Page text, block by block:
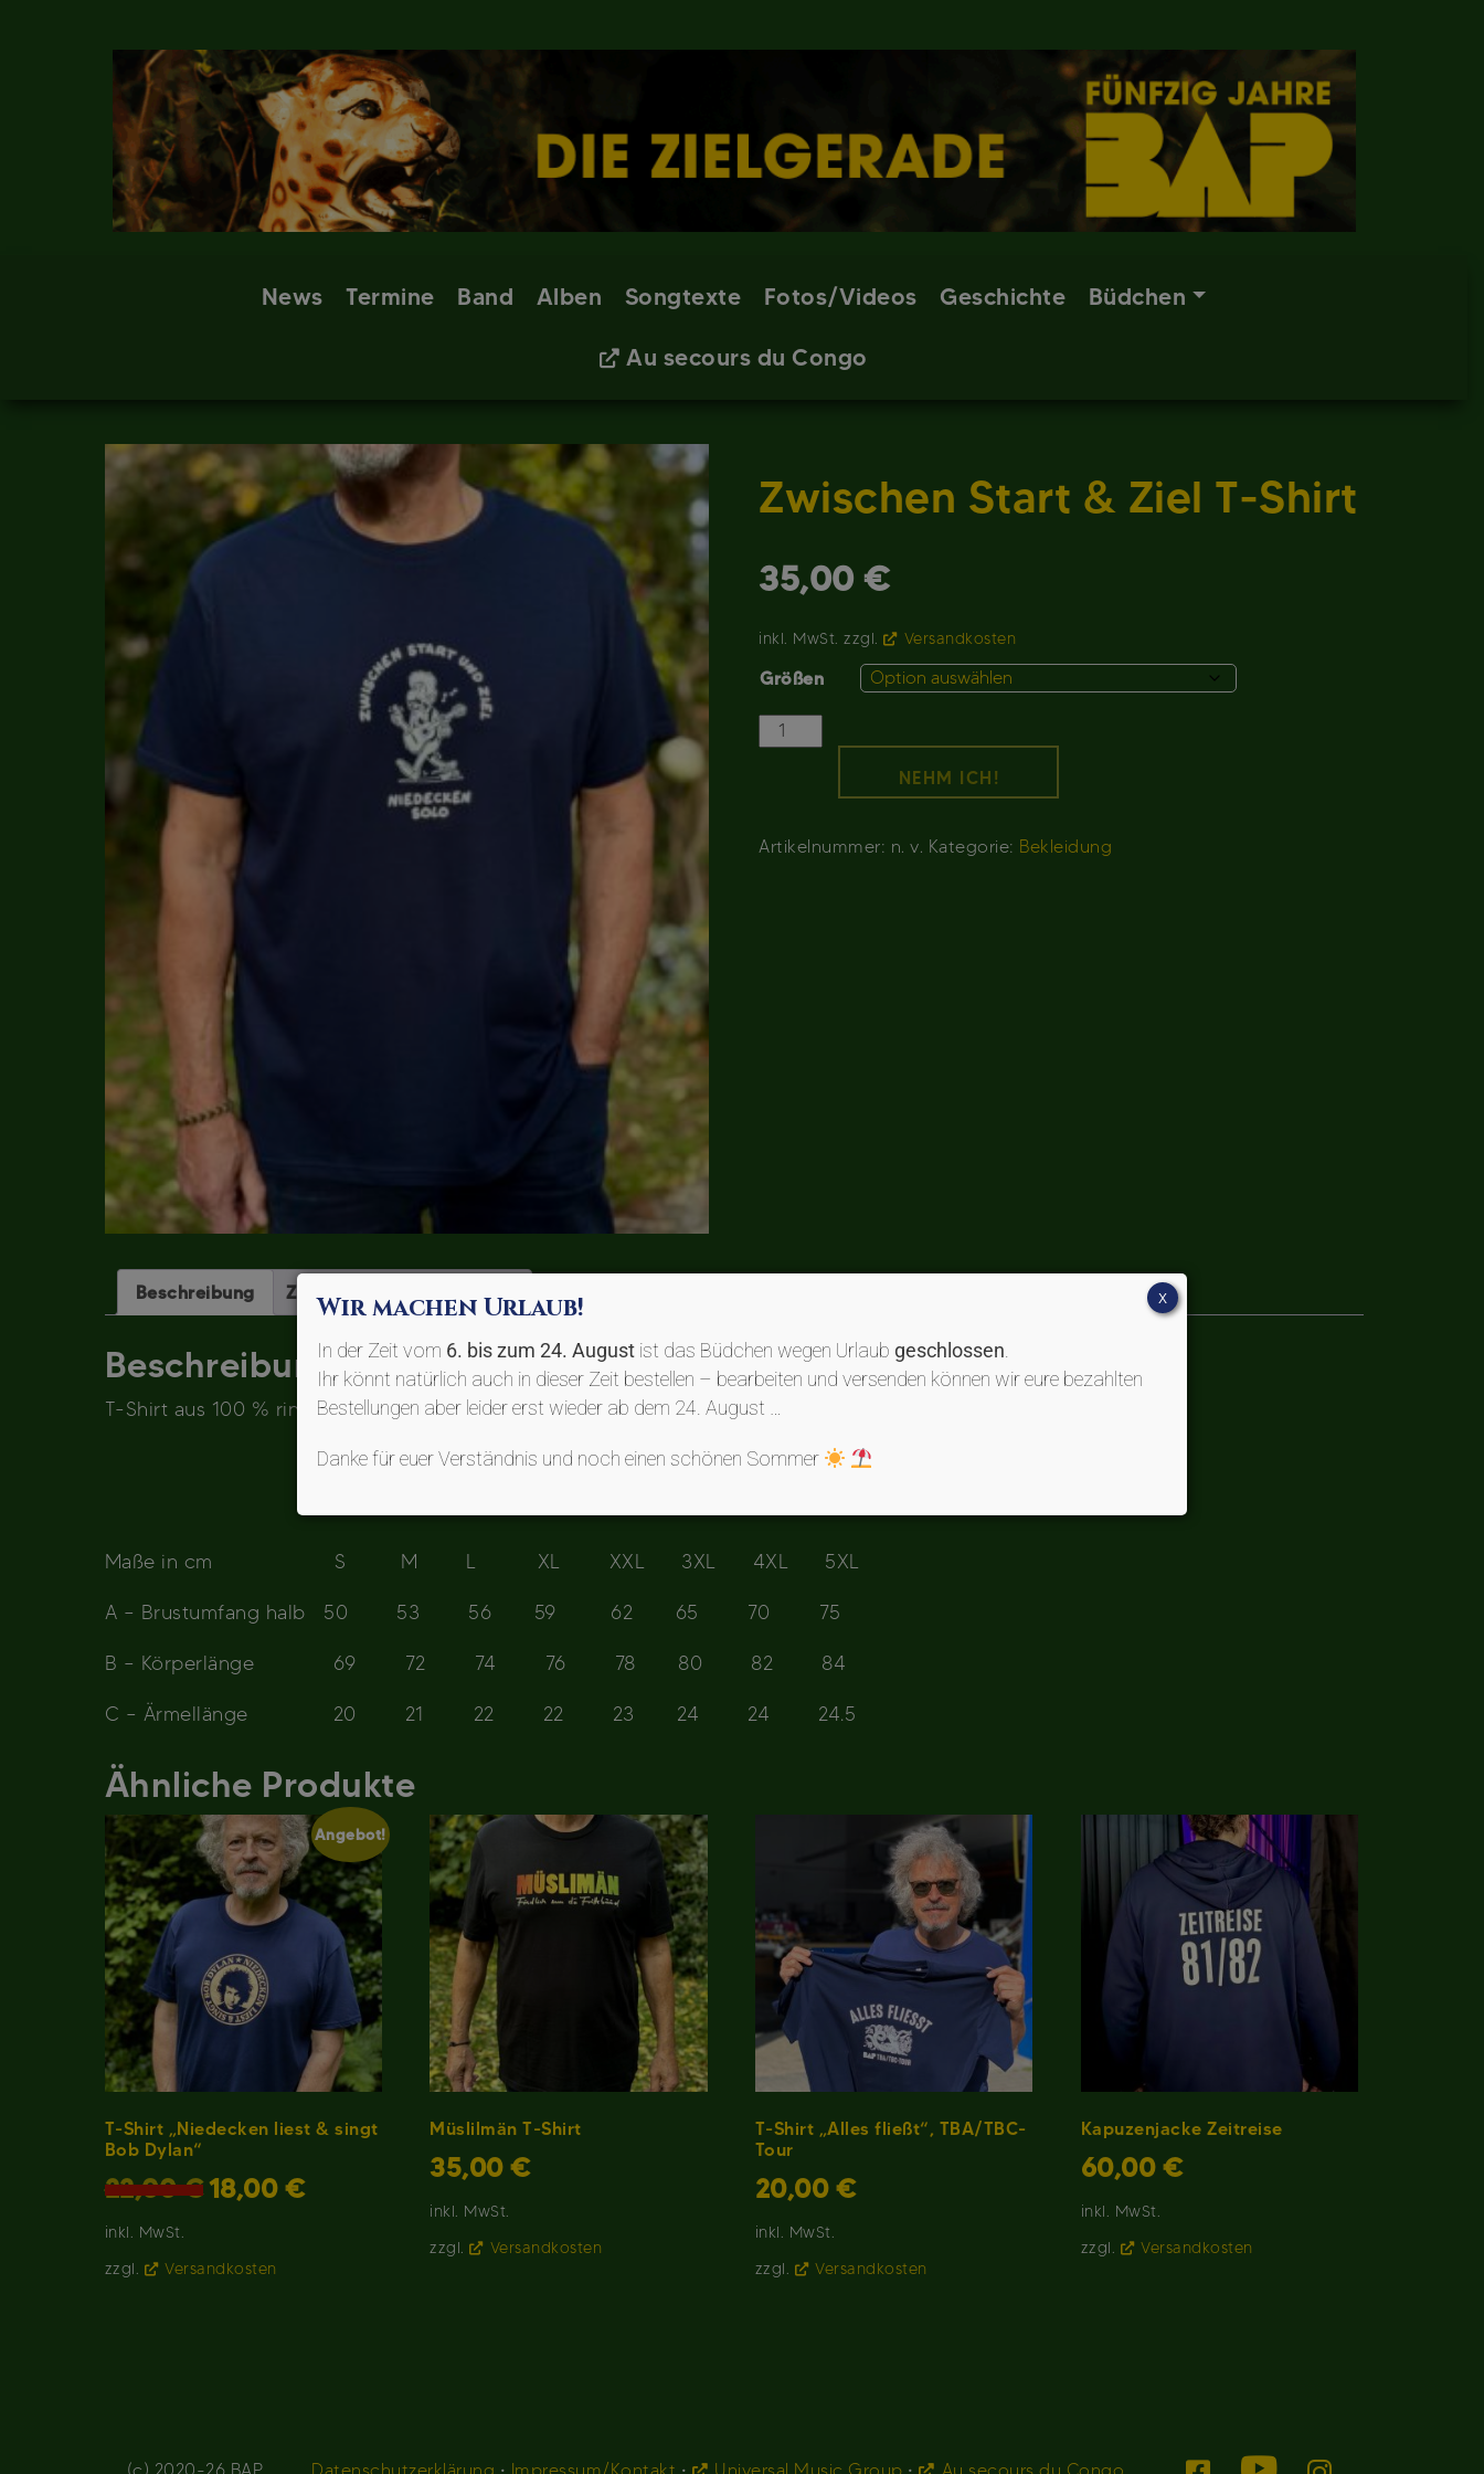
News Termine Band Alben Songtexte Fotos/Videos Geschichte Büdchen
Au secours du Congo
Zwischen Start & Ziel T-Shirt
35,00€
inkl. MwSt. zzgl. Versandkosten
Größen
Zwischen
Start
Shirt
NEHM ICH!
Artikelnummer: n. v. Kategorie: Bekleidung
Beschreibung Zusätzliche Informationen
Beschreibung
T-Shirt aus 100 % ringesponnener Bio-Baumwolle in french navy mit weißem Front-Druck.
Maße in cm S M L XL XXL 3XL 4XL 5XL
A – Brustumfang halb 50 53 56 59 62 65 70 75
B – Körperlänge 69 72 74 76 78 80 82 84
C – Ärmellänge 20 21 22 22 23 24 24 24.5
Ähnliche Produkte
Angebot!
T-Shirt „Niedecken liest & singt
Bob Dylan“
22,00€ Ursprünglicher
Preis
18,00 €Aktueller
Preis
inkl. MwSt.
zzgl.
Versandkosten
Müslilmän T-Shirt
35,00€
inkl. MwSt.
zzgl.
Versandkosten
T-Shirt „Alles fließt“, TBA/TBC-
Tour
20,00 €
inkl. MwSt.
zzgl.
Versandkosten
Kapuzenjacke Zeitreise
60,00 €
inkl. MwSt.
zzgl.
Versandkosten
Wir machen Urlaub!
In der Zeit vom 6. bis zum 24. Augustist das Büdchen wegen Urlaub geschlossen
Ihr könnt natürlich auch in dieser Zeit bestellen – bearbeiten und versenden können wir eure bezahlten
Bestellungen aber leider erst wieder ab dem 24. August …
Danke für euer Verständnis und noch einen schönen Sommer
X